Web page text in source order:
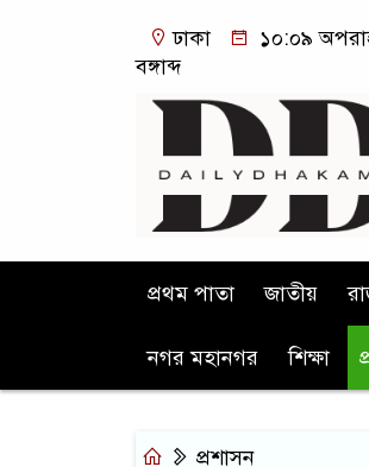
ঢাকা
১০:০৯
বঙ্গাব্দ
প্রথম পাতা জাতীয়
নগর মহানগর শিক্ষা
প্রশাসন